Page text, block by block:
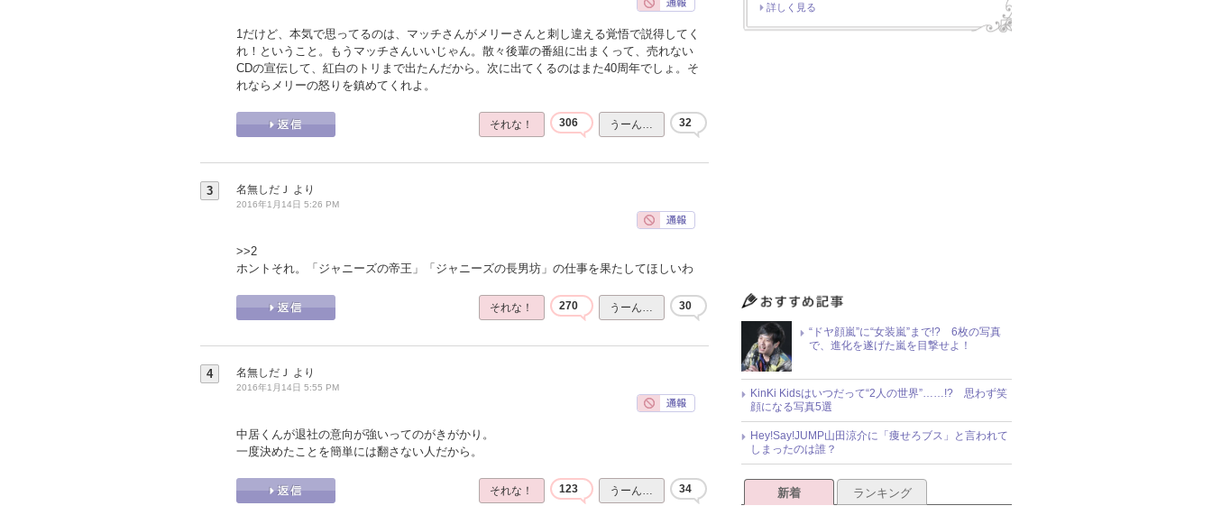
1だけど、本気で思ってるのは、マッチさんがメリーさんと刺し違える覚悟で説得してく
れ！ということ。もうマッチさんいいじゃん。散々後輩の番組に出まくって、売れない
CDの宣伝して、紅白のトリまで出たんだから。次に出てくるのはまた40周年でしょ。そ
れならメリーの怒りを鎮めてくれよ。
それな！ 306 うーん… 32
3 名無しだＪ より
2016年1月14日 5:26 PM
>>2
ホントそれ。「ジャニーズの帝王」「ジャニーズの長男坊」の仕事を果たしてほしいわ
それな！ 270 うーん… 30
4 名無しだＪ より
2016年1月14日 5:55 PM
中居くんが退社の意向が強いってのがきがかり。
一度決めたことを簡単には翻さない人だから。
それな！ 123 うーん… 34
詳しく見る
“ドヤ顔嵐”に“女装嵐”まで!? 6枚の写真
で、進化を遂げた嵐を目撃せよ！
KinKi Kidsはいつだって“2人の世界”……!? 思わず笑
顔になる写真5選
Hey!Say!JUMP山田涼介に「痩せろブス」と言われて
しまったのは誰？
新着 ランキング